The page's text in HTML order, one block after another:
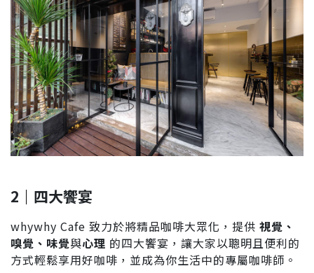
2 ｜ 四大饗宴
whywhy Cafe 致力於將精品咖啡大眾化，提供 視覺、
嗅覺、味覺與心理 的四大饗宴，讓大家以聰明且便利的
方式輕鬆享用好咖啡，並成為你生活中的專屬咖啡師。